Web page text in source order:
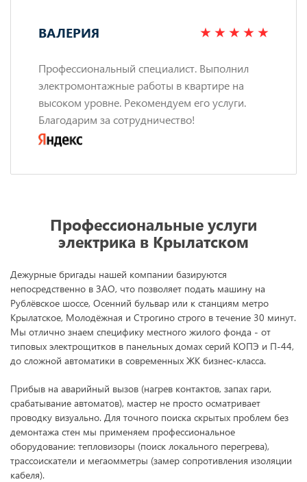
ВАЛЕРИЯ
Профессиональный специалист. Выполнил
электромонтажные работы в квартире на
высоком уровне. Рекомендуем его услуги.
Благодарим за сотрудничество!
Профессиональные услуги
электрика в Крылатском
Дежурные бригады нашей компании базируются
непосредственно в ЗАО, что позволяет подать машину на
Рублёвское шоссе, Осенний бульвар или к станциям метро
Крылатское, Молодёжная и Строгино строго в течение 30 минут.
Мы отлично знаем специфику местного жилого фонда - от
типовых электрощитков в панельных домах серий КОПЭ и П-44,
до сложной автоматики в современных ЖК бизнес-класса.
Прибыв на аварийный вызов (нагрев контактов, запах гари,
срабатывание автоматов), мастер не просто осматривает
проводку визуально. Для точного поиска скрытых проблем без
демонтажа стен мы применяем профессиональное
оборудование: тепловизоры (поиск локального перегрева),
трассоискатели и мегаомметры (замер сопротивления изоляции
кабеля).